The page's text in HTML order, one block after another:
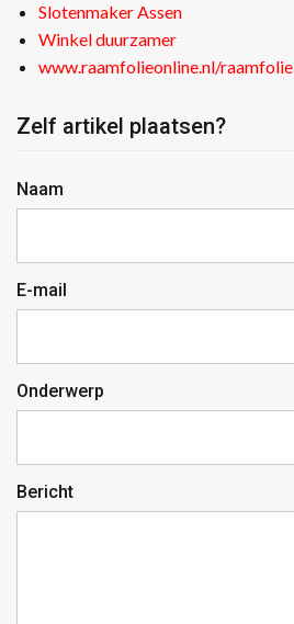
Slotenmaker Assen
Winkel duurzamer
www.raamfolieonline.nl/raamfolie
Zelf artikel plaatsen?
Naam
E-mail
Onderwerp
Bericht